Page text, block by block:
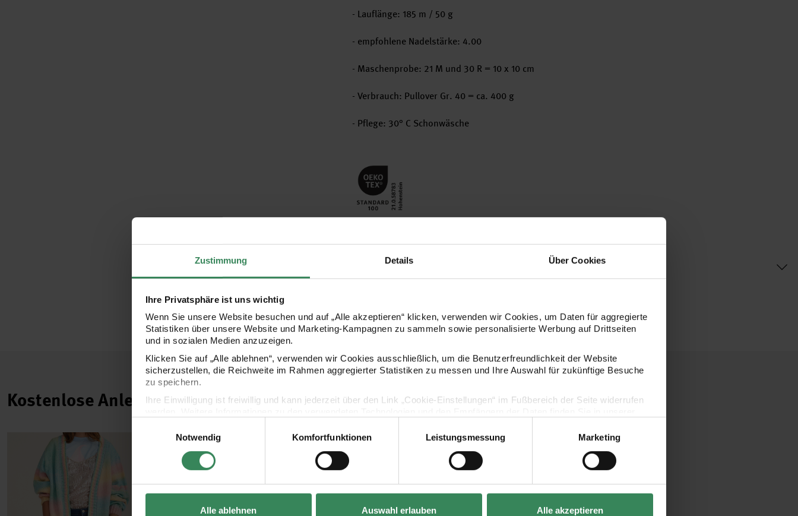
Zustimmung Details Über Cookies
Ihre Privatsphäre ist uns wichtig
Wenn Sie unsere Website besuchen und auf „Alle akzeptieren“ klicken, verwenden wir Cookies, um Daten für aggregierte
Statistiken über unsere Website und Marketing-Kampagnen zu sammeln sowie personalisierte Werbung auf Drittseiten
und in sozialen Medien anzuzeigen.
Klicken Sie auf „Alle ablehnen“, verwenden wir Cookies ausschließlich, um die Benutzerfreundlichkeit der Website
sicherzustellen, die Reichweite im Rahmen aggregierter Statistiken zu messen und Ihre Auswahl für zukünftige Besuche
zu speichern.
Ihre Einwilligung ist freiwillig und kann jederzeit über den Link „Cookie-Einstellungen“ im Fußbereich der Seite widerrufen
Impressum
Datenschutz Vertrag widerrufen
Notwendig
Komfortfunktionen Leistungsmessung Marketing
Alle ablehnen Auswahl erlauben Alle akzeptieren
- Lauflänge: 185 m / 50 g
- empfohlene Nadelstärke: 4.00
- Maschenprobe: 21 M und 30 R = 10 x 10 cm
- Verbrauch: Pullover Gr. 40 = ca. 400 g
- Pflege: 30° C Schonwäsche
Hersteller
Kostenlose Anleitungen.